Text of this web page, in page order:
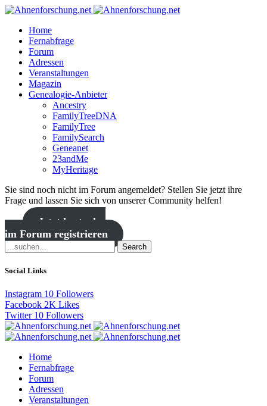
Home
Fernabfrage
Forum
Adressen
Veranstaltungen
Magazin
Genealogie-Anbieter
Ancestry
FamilyTreeDNA
FamilyTree
FamilySearch
Geneanet
23andMe
MyHeritage
Sie sind noch nicht im Forum angemeldet? Stellen Sie jetzt ihre
Frage und lassen Sie sich von unserer Community helfen!
Jetzt kostenlos
im Forum registrieren
Search
Social Links
Instagram 10 Followers
Facebook 2K Likes
Twitter 10 Followers
Home
Fernabfrage
Forum
Adressen
Veranstaltungen